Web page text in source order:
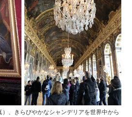
、きらびやかなシャンデリアを世界中から